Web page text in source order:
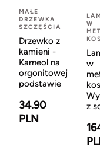
MAŁE
DRZEWKA
SZCZĘŚCIA
Drzewko z
kamieni -
Karneol na
orgonitowej
podstawie
34.90
PLN
W
w
z